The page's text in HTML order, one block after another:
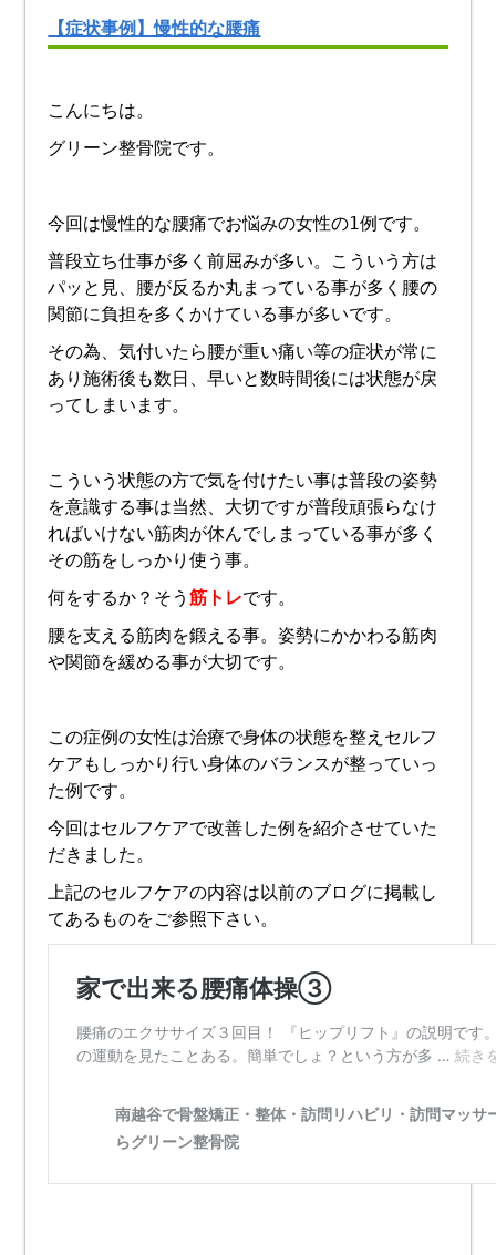
【症状事例】慢性的な腰痛
こんにちは。
グリーン整骨院です。
今回は慢性的な腰痛でお悩みの女性の1例です。
普段立ち仕事が多く前屈みが多い。こういう方は
パッと見、腰が反るか丸まっている事が多く腰の
関節に負担を多くかけている事が多いです。
その為、気付いたら腰が重い痛い等の症状が常に
あり施術後も数日、早いと数時間後には状態が戻
ってしまいます。
こういう状態の方で気を付けたい事は普段の姿勢
を意識する事は当然、大切ですが普段頑張らなけ
ればいけない筋肉が休んでしまっている事が多く
その筋をしっかり使う事。
何をするか？そう筋トレです。
腰を支える筋肉を鍛える事。姿勢にかかわる筋肉
や関節を緩める事が大切です。
この症例の女性は治療で身体の状態を整えセルフ
ケアもしっかり行い身体のバランスが整っていっ
た例です。
今回はセルフケアで改善した例を紹介させていた
だきました。
上記のセルフケアの内容は以前のブログに掲載し
てあるものをご参照下さい。